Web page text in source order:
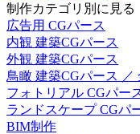
制作カテゴリ別に見る
広告用 CGパース
内観 建築CGパース
外観 建築CGパース
鳥瞰 建築CGパース ／
フォトリアル CGパー
ランドスケープ CGパ
BIM制作